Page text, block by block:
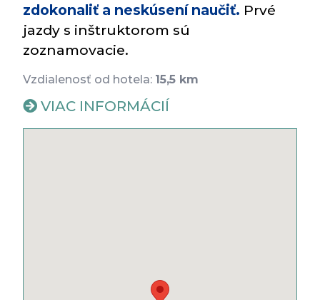
zdokonaliť a neskúsení naučiť. Prvé
jazdy s inštruktorom sú
zoznamovacie.
Vzdialenosť od hotela: 15,5 km
VIAC INFORMÁCIÍ